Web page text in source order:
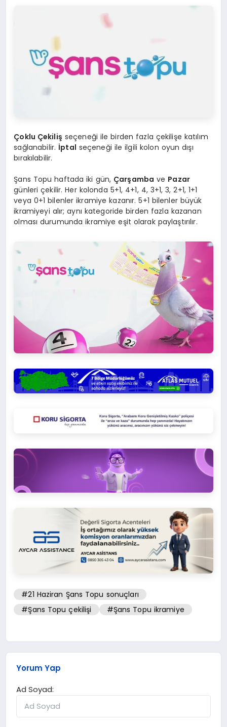
Çoklu Çekiliş seçeneği ile birden fazla çekilişe katılım
sağlanabilir. İptal seçeneği ile ilgili kolon oyun dışı
bırakılabilir.
Şans Topu haftada iki gün, Çarşamba ve Pazar
günleri çekilir. Her kolonda 5+1, 4+1, 4, 3+1, 3, 2+1, 1+1
veya 0+1 bilenler ikramiye kazanır. 5+1 bilenler büyük
ikramiyeyi alır; aynı kategoride birden fazla kazanan
olması durumunda ikramiye eşit olarak paylaştırılır.
#21 Haziran Şans Topu sonuçları
#Şans Topu çekilişi
#Şans Topu ikramiye
Yorum Yap
Ad Soyad: